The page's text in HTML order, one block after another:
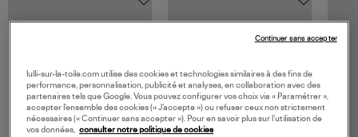
lulli-sur-la-toile.com utilise des cookies et technologies similaires à des fins de
performance, personnalisation, publicité et analyses, en collaboration avec des
partenaires tels que Google. Vous pouvez configurer vos choix via « Paramétrer »,
accepter l’ensemble des cookies (« J’accepte ») ou refuser ceux non strictement
nécessaires (« Continuer sans accepter »). Pour en savoir plus sur l’utilisation de
vos données,
consulter notre politique de cookies
Continuer sans accepter